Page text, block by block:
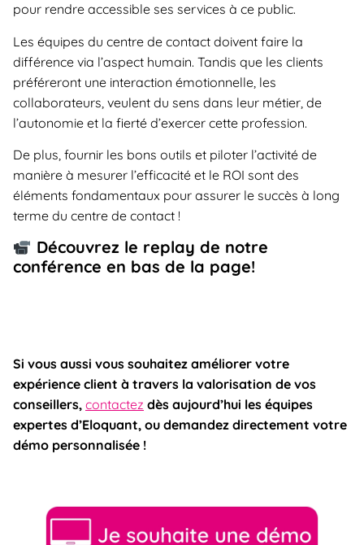
pour rendre accessible ses services à ce public.
Les équipes du centre de contact doivent faire la
différence via l’aspect humain. Tandis que les clients
préféreront une interaction émotionnelle, les
collaborateurs, veulent du sens dans leur métier, de
l’autonomie et la fierté d’exercer cette profession.
De plus, fournir les bons outils et piloter l’activité de
manière à mesurer l’efficacité et le ROI sont des
éléments fondamentaux pour assurer le succès à long
terme du centre de contact !
Découvrez le replay de notre
conférence en bas de la page!
Si vous aussi vous souhaitez améliorer votre
expérience client à travers la valorisation de vos
conseillers, contactez dès aujourd’hui les équipes
expertes d’Eloquant, ou demandez directement votre
démo personnalisée !